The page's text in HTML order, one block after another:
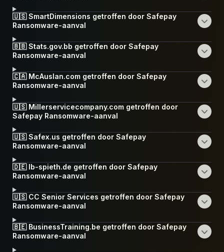
🇺🇸 SmartDimensions getroffen door Safepay
Ransomware-aanval
🇧🇧 Stats.gov.bb getroffen door Safepay
Ransomware-aanval
🇨🇦 McAuslan.com getroffen door Safepay
Ransomware-aanval
🇺🇸 Millerservicecompany.com getroffen door
Safepay Ransomware-aanval
🇺🇸 Safex.us getroffen door Safepay
Ransomware-aanval
🇩🇪 Ib-spieth.de getroffen door Safepay
Ransomware-aanval
🇺🇸 CC Senior Services getroffen door Safepay
Ransomware-aanval
🇧🇪 BusinessTraining.be getroffen door Safepay
Ransomware-aanval